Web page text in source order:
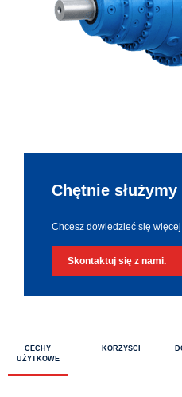
Chętnie
Chcesz dowiedzieć się
Skontaktuj się z nami.
CECHY
UŻYTKOWE
KORZYŚCI